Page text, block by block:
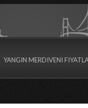
YANGIN MERDIVENI